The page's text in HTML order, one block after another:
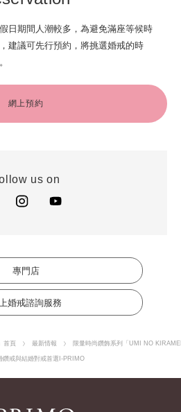
日期間人潮較多，為避免滿座等候時
建議可先行預約，將挑選婚戒的時
網上預約
us on
專門店
婚戒諮詢服務
首頁 最新情報 限量時尚鑽飾系列「UMI NO
鑽戒與結婚對戒首選I-PRIMO